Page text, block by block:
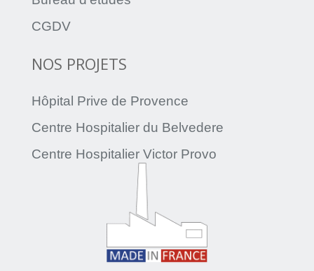
CGDV
NOS PROJETS
Hôpital Prive de Provence
Centre Hospitalier du Belvedere
Centre Hospitalier Victor Provo